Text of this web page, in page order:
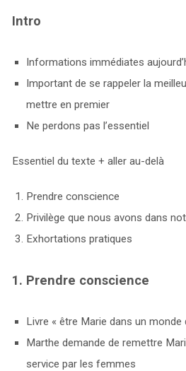
Intro
Informations immédiates
Important de se rappeler la
mettre en premier
Ne perdons pas l’essentiel
Essentiel du texte + aller au-delà
Prendre conscience
Privilège que nous avons dans
Exhortations pratiques
1. Prendre conscience
Livre « être Marie dans un monde
Marthe demande de remettre
service par les femmes